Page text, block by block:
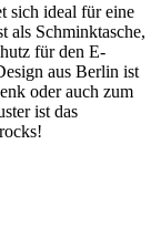
sich ideal für eine
als Schminktasche,
für den E-
aus Berlin ist
oder auch zum
ist das